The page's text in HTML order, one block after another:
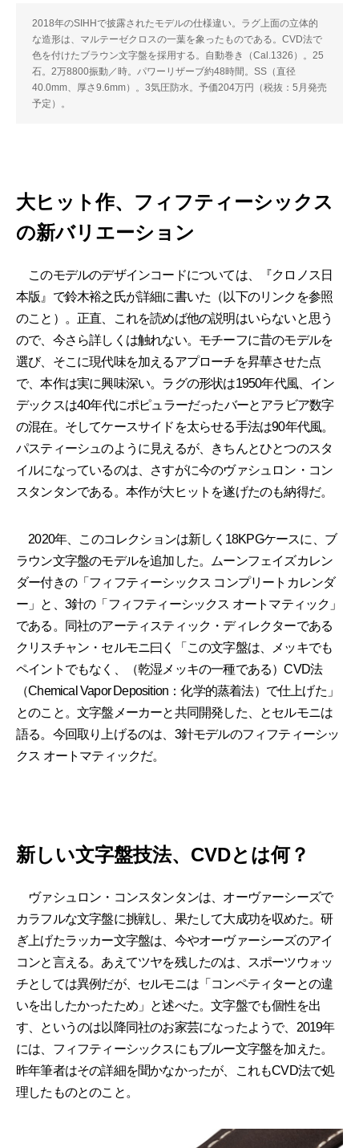
2018年のSIHHで披露されたモデルの仕様違い。ラグ上面の立体的
な造形は、マルテーゼクロスの一葉を象ったものである。CVD法で
色を付けたブラウン文字盤を採用する。自動巻き（Cal.1326）。25
石。2万8800振動／時。パワーリザーブ約48時間。SS（直径
40.0mm、厚さ9.6mm）。3気圧防水。予価204万円（税抜：5月発売
予定）。
大ヒット作、フィフティーシックス
の新バリエーション
このモデルのデザインコードについては、『クロノス日
本版』で鈴木裕之氏が詳細に書いた（以下のリンクを参照
のこと）。正直、これを読めば他の説明はいらないと思う
ので、今さら詳しくは触れない。モチーフに昔のモデルを
選び、そこに現代味を加えるアプローチを昇華させた点
で、本作は実に興味深い。ラグの形状は1950年代風、イン
デックスは40年代にポピュラーだったバーとアラビア数字
の混在。そしてケースサイドを太らせる手法は90年代風。
パスティーシュのように見えるが、きちんとひとつのスタ
イルになっているのは、さすがに今のヴァシュロン・コン
スタンタンである。本作が大ヒットを遂げたのも納得だ。
2020年、このコレクションは新しく18KPGケースに、ブ
ラウン文字盤のモデルを追加した。ムーンフェイズカレン
ダー付きの「フィフティーシックス コンプリートカレンダ
ー」と、3針の「フィフティーシックス オートマティック」
である。同社のアーティスティック・ディレクターである
クリスチャン・セルモニ曰く「この文字盤は、メッキでも
ペイントでもなく、（乾湿メッキの一種である）CVD法
（Chemical Vapor Deposition：化学的蒸着法）で仕上げた」
とのこと。文字盤メーカーと共同開発した、とセルモニは
語る。今回取り上げるのは、3針モデルのフィフティーシッ
クス オートマティックだ。
新しい文字盤技法、CVDとは何？
ヴァシュロン・コンスタンタンは、オーヴァーシーズで
カラフルな文字盤に挑戦し、果たして大成功を収めた。研
ぎ上げたラッカー文字盤は、今やオーヴァーシーズのアイ
コンと言える。あえてツヤを残したのは、スポーツウォッ
チとしては異例だが、セルモニは「コンペティターとの違
いを出したかったため」と述べた。文字盤でも個性を出
す、というのは以降同社のお家芸になったようで、2019年
には、フィフティーシックスにもブルー文字盤を加えた。
昨年筆者はその詳細を聞かなかったが、これもCVD法で処
理したものとのこと。